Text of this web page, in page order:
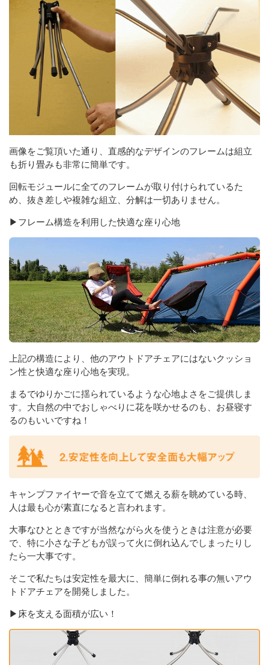
画像をご覧頂いた通り、直感的なデザインのフレームは組立
も折り畳みも非常に簡単です。
回転モジュールに全てのフレームが取り付けられているた
め、抜き差しや複雑な組立、分解は一切ありません。
▶フレーム構造を利用した快適な座り心地
上記の構造により、他のアウトドアチェアにはないクッショ
ン性と快適な座り心地を実現。
まるでゆりかごに揺られているような心地よさをご提供しま
す。大自然の中でおしゃべりに花を咲かせるのも、お昼寝す
るのもいいですね！
キャンプファイヤーで音を立てて燃える薪を眺めている時、
人は最も心が素直になると言われます。
大事なひとときですが当然ながら火を使うときは注意が必要
で、特に小さな子どもが誤って火に倒れ込んでしまったりし
たら一大事です。
そこで私たちは安定性を最大に、簡単に倒れる事の無いアウ
トドアチェアを開発しました。
▶床を支える面積が広い！